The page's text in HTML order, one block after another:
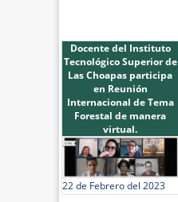
Docente del Instituto
Tecnológico Superior de
Las Choapas participa
en Reunión
Internacional de Tema
Forestal de manera
virtual.
22 de Febrero del 2023